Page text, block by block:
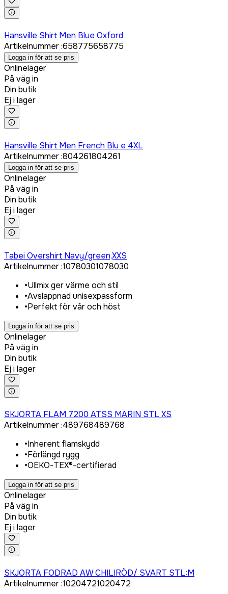
Hansville Shirt Men Blue Oxford
Artikelnummer:658775658775
Logga in för att se pris
Onlinelager
På väg in
Din butik
Ej i lager
Hansville Shirt Men French Blu e 4XL
Artikelnummer:804261804261
Logga in för att se pris
Onlinelager
På väg in
Din butik
Ej i lager
Tabei Overshirt Navy/green,XXS
Artikelnummer:10780301078030
•Ullmix ger värme och stil
•Avslappnad unisexpassform
•Perfekt för vår och höst
Logga in för att se pris
Onlinelager
På väg in
Din butik
Ej i lager
SKJORTA FLAM 7200 ATSS MARIN STL XS
Artikelnummer:489768489768
•Inherent flamskydd
•Förlängd rygg
•OEKO-TEX®-certifierad
Logga in för att se pris
Onlinelager
På väg in
Din butik
Ej i lager
SKJORTA FODRAD AW CHILIRÖD/ SVART STL:M
Artikelnummer:10204721020472